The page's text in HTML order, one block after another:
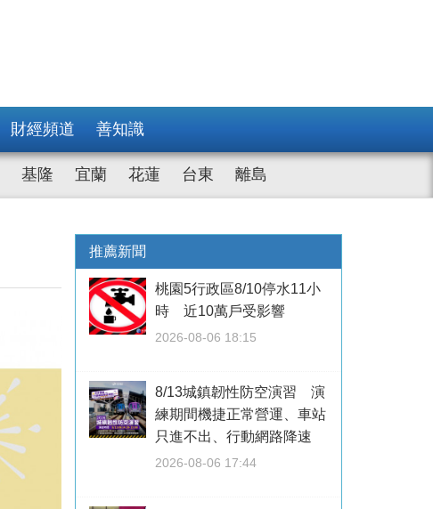
財經頻道 善知識
基隆 宜蘭 花蓮 台東 離島
推薦新聞
桃園5行政區8/10停水11小
時 近10萬戶受影響
2026-08-06 18:15
8/13城鎮韌性防空演習 演
練期間機捷正常營運、車站
只進不出、行動網路降速
2026-08-06 17:44